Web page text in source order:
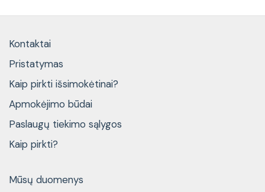
Kontaktai
Pristatymas
Kaip pirkti išsimokėtinai?
Apmokėjimo būdai
Paslaugų tiekimo sąlygos
Kaip pirkti?
Mūsų duomenys